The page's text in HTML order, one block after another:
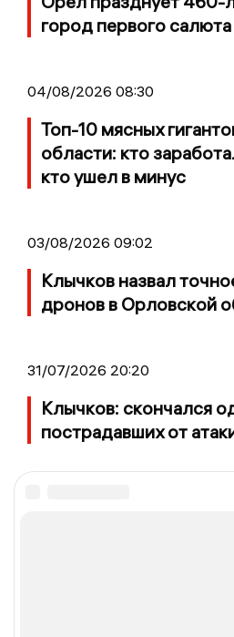
город первого
04/08/2026 08:30
Топ-10 мясных
области: кто
кто ушел в минус
03/08/2026 09:02
Клычков назвал
дронов в Орловской
31/07/2026 20:20
Клычков: скончался
пострадавших от